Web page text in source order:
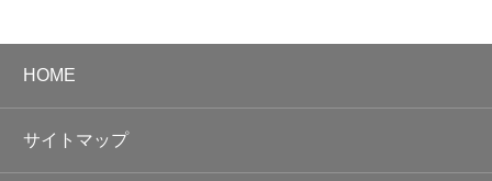
HOME
サイトマップ